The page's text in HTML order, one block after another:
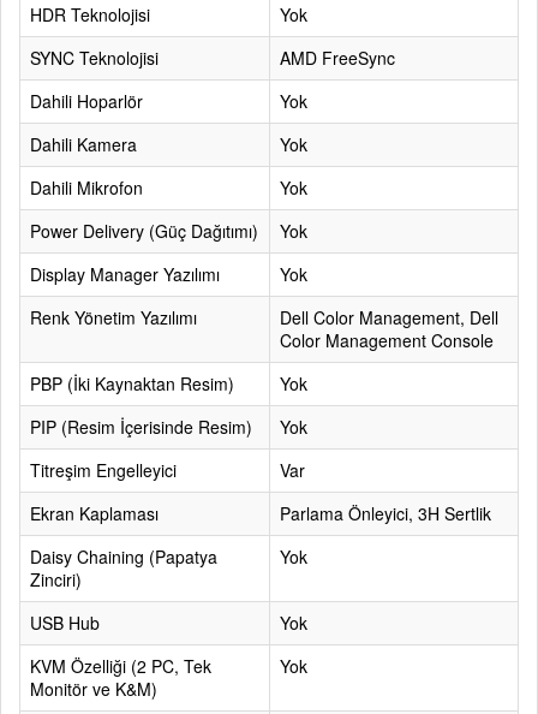
HDR Teknolojisi
Yok
SYNC Teknolojisi
AMD FreeSync
Dahili Hoparlör
Yok
Dahili Kamera
Yok
Dahili Mikrofon
Yok
Power Delivery (Güç Dağıtımı)
Yok
Display Manager Yazılımı
Yok
Renk Yönetim Yazılımı
Dell Color Management, Dell
Color Management Console
PBP (İki Kaynaktan Resim)
Yok
PIP (Resim İçerisinde Resim)
Yok
Titreşim Engelleyici
Var
Ekran Kaplaması
Parlama Önleyici, 3H Sertlik
Daisy Chaining (Papatya
Zinciri)
Yok
USB Hub
Yok
KVM Özelliği (2 PC, Tek
Monitör ve K&M)
Yok